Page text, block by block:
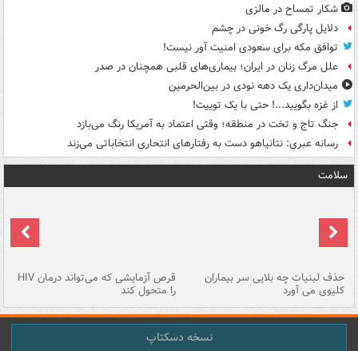
شکار تمساح در مالزی
دلایل پارگی رگ خونی در چشم
توافق مکه برای سعودی امنیت آور نیست!
علل مرگ زنان در ایران؛ بیماری‌های قلبی همچنان در صدر
میدان‌داری یک دهه نودی در بین‌الحرمین
از غزه بگویید...! حتی با یک توییت!
جنگ تاج و تخت در منطقه؛ وقتی اعتماد به آمریکا رنگ می‌بازد
رسانه عبری: نتانیاهو دست به رفتارهای انتحاری انتخاباتی می‌زند
سلامت
حذف لبنیات چه بلایی سر بیماران
کلیوی می آورد
قرص آزمایشی که می‌تواند درمان HIV
را متحول کند
نسخه دسکتاپ